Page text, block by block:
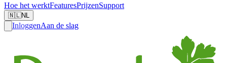
Hoe het werktFeaturesPrijzenSupport
🇳🇱NL
InloggenAan de slag